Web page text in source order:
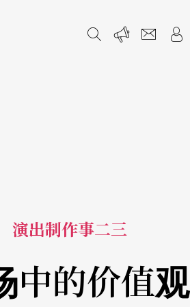
演出制作事二三
中的价值观